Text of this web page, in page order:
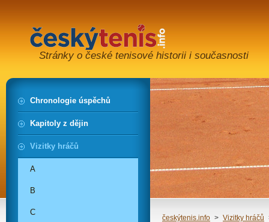
Stránky o české tenisové historii i současnosti
českýtenis.info > Vizitky hráčů
Chronologie úspěchů
Kapitoly z dějin
Vizitky hráčů
A
B
C